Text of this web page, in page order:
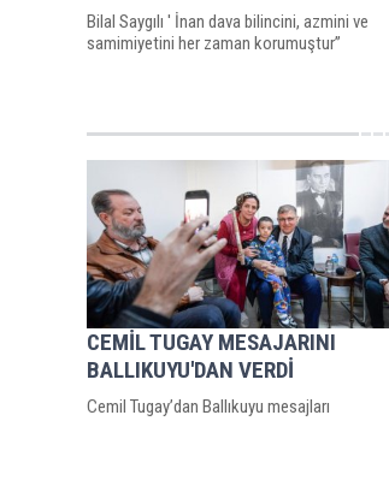
Bilal Saygılı ' İnan dava bilincini, azmini ve
samimiyetini her zaman korumuştur’’
CEMİL TUGAY MESAJARINI
BALLIKUYU'DAN VERDİ
Cemil Tugay’dan Ballıkuyu mesajları